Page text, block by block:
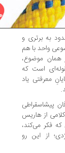
برتری و
با هم
موضوع،
است که
یاد
هاریس
رو